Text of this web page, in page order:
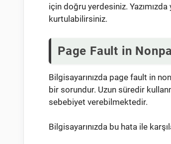
için doğru yerdesiniz.
kurtulabilirsiniz.
Page Fault in
Bilgisayarınızda page fault in
bir sorundur. Uzun süredir
sebebiyet verebilmektedir.
Bilgisayarınızda bu hata ile